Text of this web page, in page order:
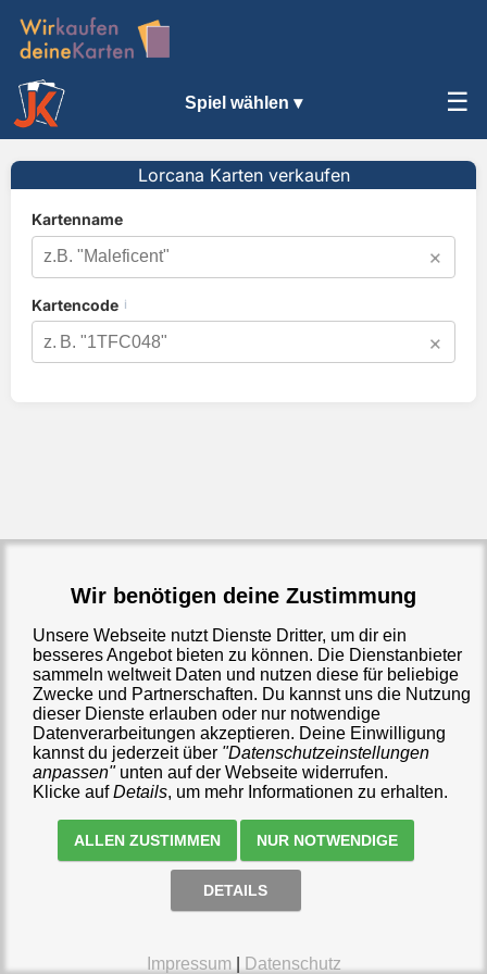
Spiel wählen ▾ ☰
Lorcana Karten verkaufen
Kartenname
×
Kartencode ℹ️
×
Datenschutz
Datenschutzeinstellungen anpassen
Wir benötigen deine Zustimmung
Unsere Webseite nutzt Dienste Dritter, um dir ein
besseres Angebot bieten zu können. Die Dienstanbieter
sammeln weltweit Daten und nutzen diese für beliebige
Zwecke und Partnerschaften. Du kannst uns die Nutzung
dieser Dienste erlauben oder nur notwendige
Datenverarbeitungen akzeptieren. Deine Einwilligung
kannst du jederzeit über "Datenschutzeinstellungen
anpassen"unten auf der Webseite widerrufen.
Klicke aufDetails, um mehr Informationen zu erhalten.
ALLEN ZUSTIMMEN NUR NOTWENDIGE
DETAILS
Impressum| Datenschutz